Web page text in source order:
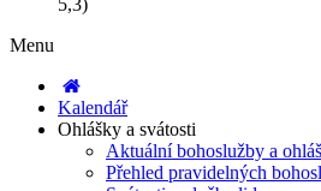
5,3)
Menu
Kalendář
Ohlášky a svátosti
Aktuální bohoslužby a
Přehled pravidelných